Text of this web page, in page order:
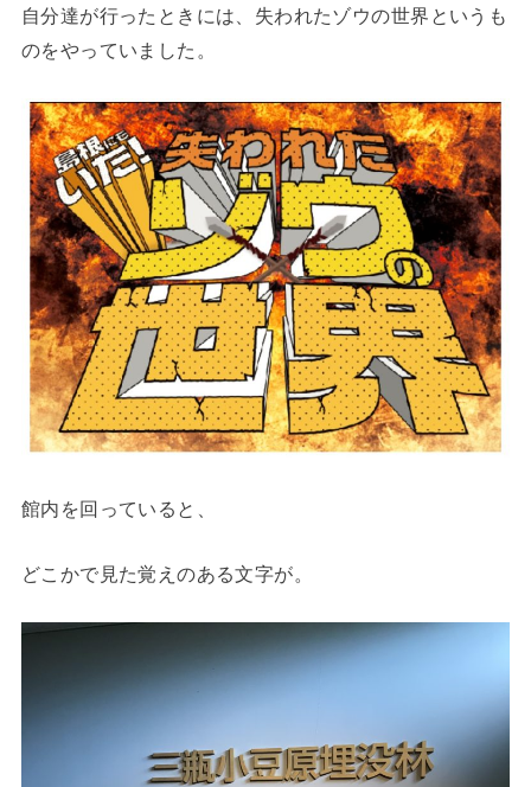
自分達が行ったときには、失われたゾウの世界というも
のをやっていました。
館内を回っていると、
どこかで見た覚えのある文字が。